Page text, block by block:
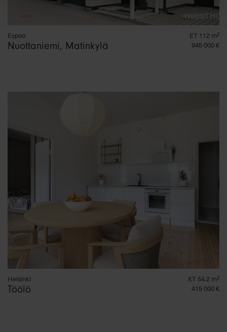
Espoo
Nuottaniemi, Matinkylä
ET 112 m²
945 000 €
Helsinki
Töölö
KT 54.2 m²
415 000 €